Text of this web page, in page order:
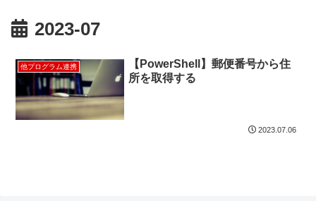
2023-07
他プログラム連携
【PowerShell】郵便番号から住
所を取得する
2023.07.06